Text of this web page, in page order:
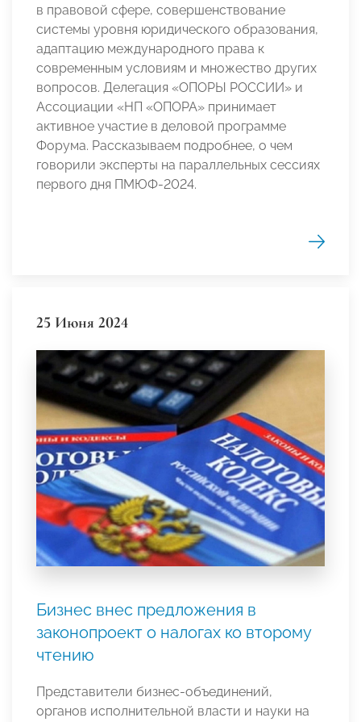
в правовой сфере, совершенствование
системы уровня юридического образования,
адаптацию международного права к
современным условиям и множество других
вопросов. Делегация «ОПОРЫ РОССИИ» и
Ассоциации «НП «ОПОРА» принимает
активное участие в деловой программе
Форума. Рассказываем подробнее, о чем
говорили эксперты на параллельных сессиях
первого дня ПМЮФ-2024.
25 Июня 2024
Бизнес внес предложения в
законопроект о налогах ко второму
чтению
Представители бизнес-объединений,
органов исполнительной власти и науки на